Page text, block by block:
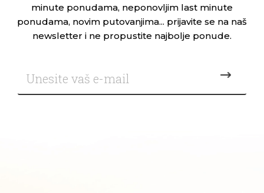
minute ponudama, neponovljim last minute
ponudama, novim putovanjima... prijavite se na naš
newsletter i ne propustite najbolje ponude.